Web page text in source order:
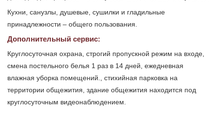
Кухни, санузлы, душевые, сушилки и гладильные
принадлежности – общего пользования.
Дополнительный сервис:
Круглосуточная охрана, строгий пропускной режим на входе,
смена постельного белья 1 раз в 14 дней, ежедневная
влажная уборка помещений., стихийная парковка на
территории общежития, здание общежития находится под
круглосуточным видеонаблюдением.